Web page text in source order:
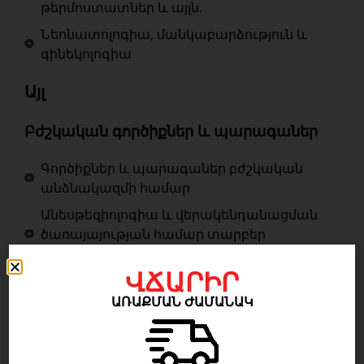
թերմոստատներ և այլն.
Նեոնատոլոգիա, մանկաբարձություն և
գինեկոլոգիա
Այլ
Բժշկական գործիքներ և պարագաներ
Գործիքներ և պարագաներ բժշկական
անձնակազմի համար
Անեսթեզիոլոգիա և վերակենդանացման
ծառայայության համար տարբեր
Գործիքակազմեր և առանձին
վիրաբուժական գործիքներ
Էնդոսկոպիկ գործիքներ և հավաքներ
Լաբորատոր պարագաներ
ՎՃԱՐԻՐ
ԱՌԱՔՄԱՆ ԺԱՄԱՆԱԿ